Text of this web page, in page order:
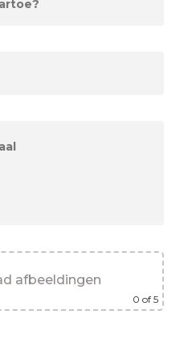
afbeeldingen
0 of 5